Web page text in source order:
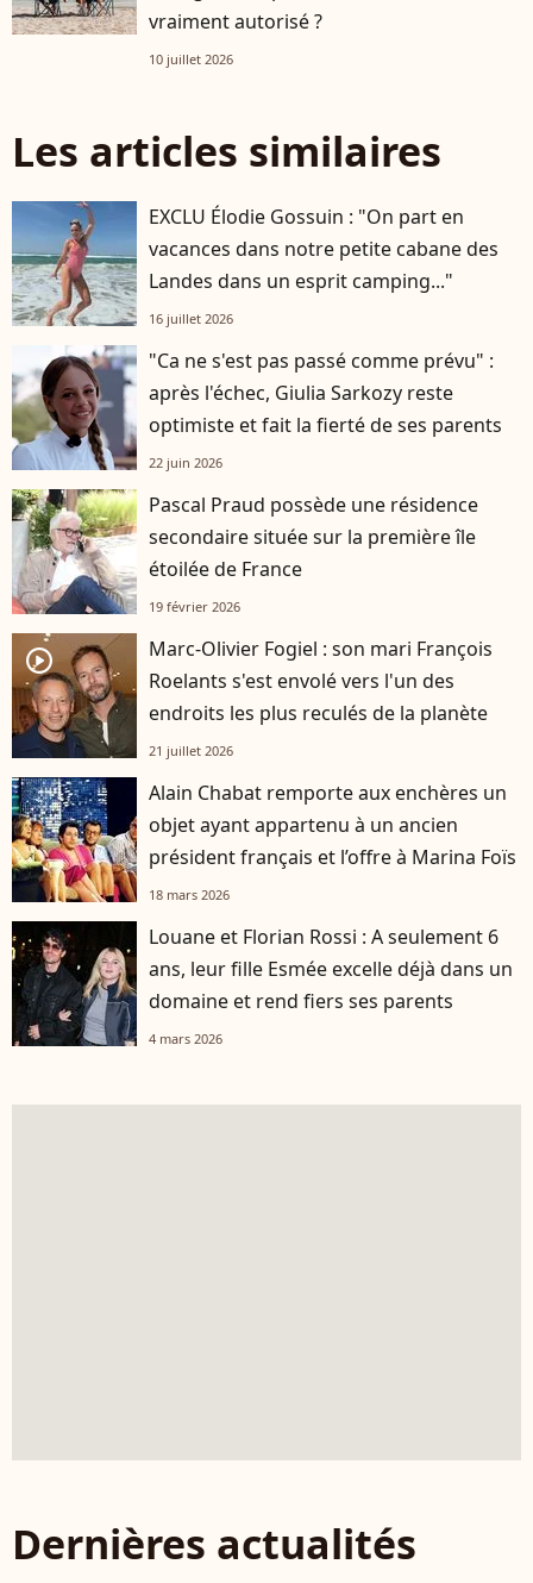
vraiment autorisé ?
10 juillet 2026
Les articles similaires
EXCLU Élodie Gossuin : "On part en
vacances dans notre petite cabane des
Landes dans un esprit camping..."
16 juillet 2026
"Ca ne s'est pas passé comme prévu" :
après l'échec, Giulia Sarkozy reste
optimiste et fait la fierté de ses parents
22 juin 2026
Pascal Praud possède une résidence
secondaire située sur la première île
étoilée de France
19 février 2026
player2
Marc-Olivier Fogiel : son mari François
Roelants s'est envolé vers l'un des
endroits les plus reculés de la planète
21 juillet 2026
Alain Chabat remporte aux enchères un
objet ayant appartenu à un ancien
président français et l’offre à Marina Foïs
18 mars 2026
Louane et Florian Rossi : A seulement 6
ans, leur fille Esmée excelle déjà dans un
domaine et rend fiers ses parents
4 mars 2026
Dernières actualités